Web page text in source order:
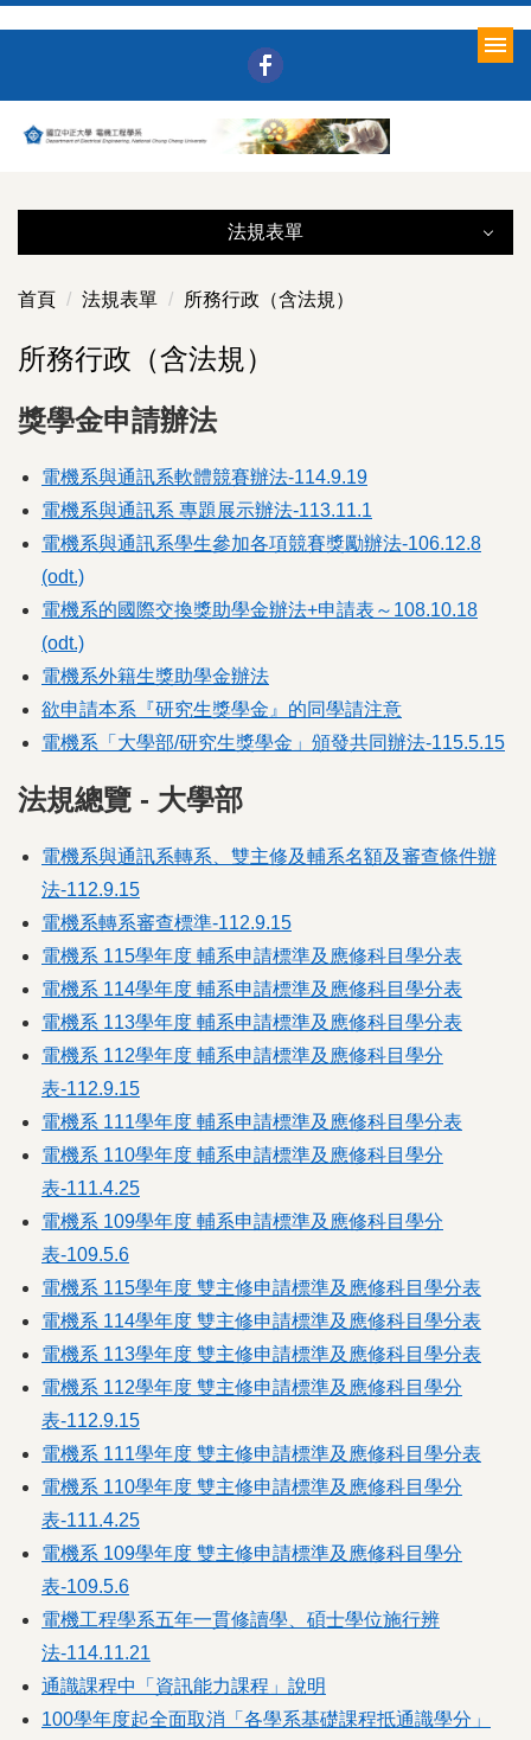
要
內
法規表單
所務行政（含法規）
表單下載
課程資料
教師專用
其他表單
首頁 法規表單 所務行政（含法規）
所務行政（含法規）
獎學金申請辦法
電機系與通訊系軟體競賽辦法-114.9.19
電機系與通訊系 專題展示辦法-113.11.1
電機系與通訊系學生參加各項競賽獎勵辦法-106.12.8
(odt.)
電機系的國際交換獎助學金辦法+申請表～108.10.18
(odt.)
電機系外籍生獎助學金辦法
欲申請本系『研究生獎學金』的同學請注意
電機系「大學部/研究生獎學金」頒發共同辦法-115.5.15
法規總覽 - 大學部
電機系與通訊系轉系、雙主修及輔系名額及審查條件辦
法-112.9.15
電機系轉系審查標準-112.9.15
電機系 115學年度 輔系申請標準及應修科目學分表
電機系 114學年度 輔系申請標準及應修科目學分表
電機系 113學年度 輔系申請標準及應修科目學分表
電機系 112學年度 輔系申請標準及應修科目學分
表-112.9.15
電機系 111學年度 輔系申請標準及應修科目學分表
電機系 110學年度 輔系申請標準及應修科目學分
表-111.4.25
電機系 109學年度 輔系申請標準及應修科目學分
表-109.5.6
電機系 115學年度 雙主修申請標準及應修科目學分表
電機系 114學年度 雙主修申請標準及應修科目學分表
電機系 113學年度 雙主修申請標準及應修科目學分表
電機系 112學年度 雙主修申請標準及應修科目學分
表-112.9.15
電機系 111學年度 雙主修申請標準及應修科目學分表
電機系 110學年度 雙主修申請標準及應修科目學分
表-111.4.25
電機系 109學年度 雙主修申請標準及應修科目學分
表-109.5.6
電機工程學系五年一貫修讀學、碩士學位施行辨
法-114.11.21
通識課程中「資訊能力課程」說明
100學年度起全面取消「各學系基礎課程抵通識學分」